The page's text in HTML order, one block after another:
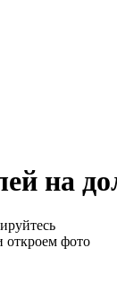
на
откроем фото